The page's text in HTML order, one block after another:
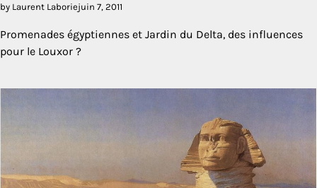
by Laurent Laboriejuin 7, 2011
Promenades égyptiennes et Jardin du Delta, des influences
pour le Louxor ?